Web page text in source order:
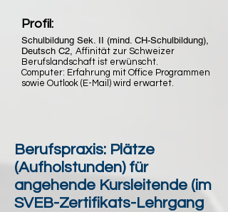
Profil:
Schulbildung Sek. II (mind. CH-Schulbildung),
Deutsch C2, Affinität zur Schweizer
Berufslandschaft ist erwünscht.
Computer: Erfahrung mit Office Programmen
sowie Outlook (E-Mail) wird erwartet.
Berufspraxis: Plätze
(Aufholstunden) für
angehende Kursleitende (im
SVEB-Zertifikats-Lehrgang